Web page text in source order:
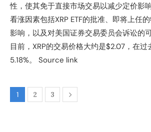
性，使其免于直接市场交易以减少定价影
看涨因素包括XRP ETF的批准、即将上任
影响，以及对美国证券交易委员会诉讼的
目前，XRP的交易价格大约是$2.07，在
5.18%。 Source link
1 2 3